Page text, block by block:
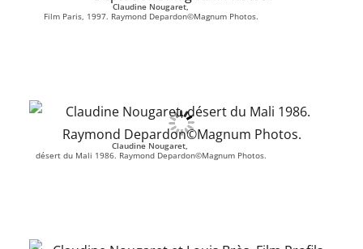
Claudine Nougaret,
Film Paris, 1997. Raymond Depardon©Magnum Photos.
Claudine Nougaret,
désert du Mali 1986. Raymond Depardon©Magnum Photos.